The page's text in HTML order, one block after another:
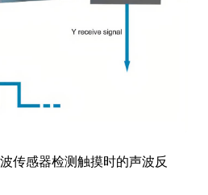
传感器检测触摸时的声波反